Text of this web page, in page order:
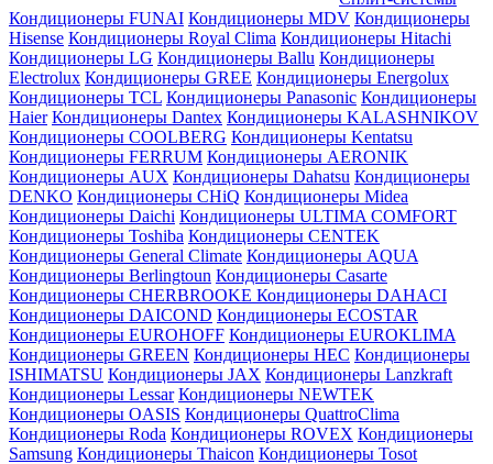
Кондиционеры FUNAI Кондиционеры MDV Кондиционеры
Hisense Кондиционеры Royal Clima Кондиционеры Hitachi
Кондиционеры LG Кондиционеры Ballu Кондиционеры
Electrolux Кондиционеры GREE Кондиционеры Energolux
Кондиционеры TCL Кондиционеры Panasonic Кондиционеры
Haier Кондиционеры Dantex Кондиционеры KALASHNIKOV
Кондиционеры СOOLBERG Кондиционеры Kentatsu
Кондиционеры FERRUM Кондиционеры AERONIK
Кондиционеры AUX Кондиционеры Dahatsu Кондиционеры
DENKO Кондиционеры CHiQ Кондиционеры Midea
Кондиционеры Daichi Кондиционеры ULTIMA COMFORT
Кондиционеры Toshiba Кондиционеры CENTEK
Кондиционеры General Climate Кондиционеры AQUA
Кондиционеры Berlingtoun Кондиционеры Casarte
Кондиционеры CHERBROOKE Кондиционеры DAHACI
Кондиционеры DAICOND Кондиционеры ECOSTAR
Кондиционеры EUROHOFF Кондиционеры EUROKLIMA
Кондиционеры GREEN Кондиционеры HEC Кондиционеры
ISHIMATSU Кондиционеры JAX Кондиционеры Lanzkraft
Кондиционеры Lessar Кондиционеры NEWTEK
Кондиционеры OASIS Кондиционеры QuattroClima
Кондиционеры Roda Кондиционеры ROVEX Кондиционеры
Samsung Кондиционеры Thaicon Кондиционеры Tosot